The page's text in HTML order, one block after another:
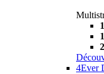
4Ever